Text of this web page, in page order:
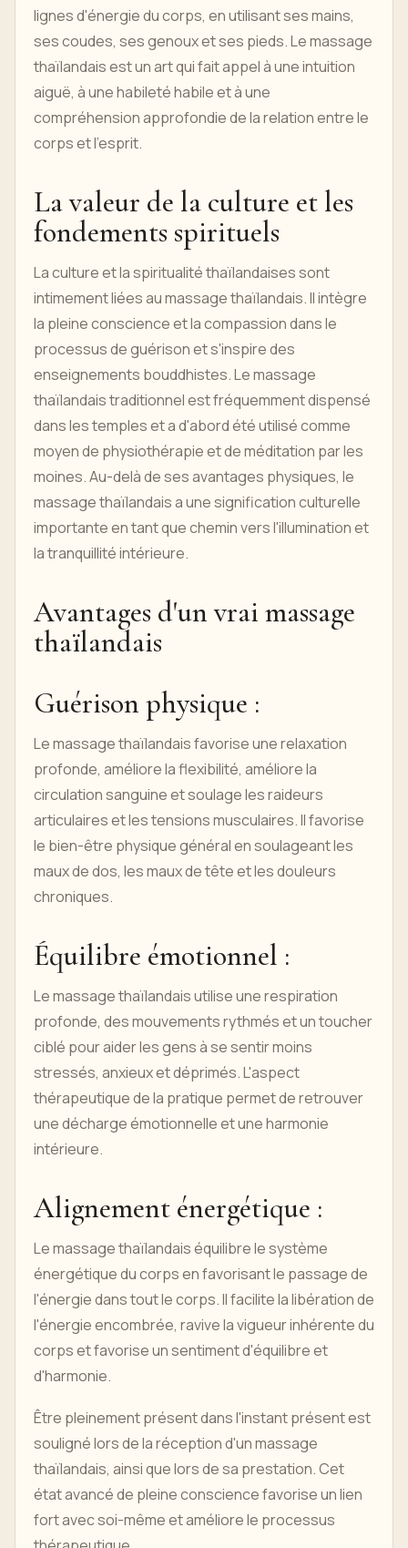
lignes d'énergie du corps, en utilisant ses mains,
ses coudes, ses genoux et ses pieds. Le massage
thaïlandais est un art qui fait appel à une intuition
aiguë, à une habileté habile et à une
compréhension approfondie de la relation entre le
corps et l'esprit.
La valeur de la culture et les
fondements spirituels
La culture et la spiritualité thaïlandaises sont
intimement liées au massage thaïlandais. Il intègre
la pleine conscience et la compassion dans le
processus de guérison et s'inspire des
enseignements bouddhistes. Le massage
thaïlandais traditionnel est fréquemment dispensé
dans les temples et a d'abord été utilisé comme
moyen de physiothérapie et de méditation par les
moines. Au-delà de ses avantages physiques, le
massage thaïlandais a une signification culturelle
importante en tant que chemin vers l'illumination et
la tranquillité intérieure.
Avantages d'un vrai massage
thaïlandais
Guérison physique :
Le massage thaïlandais favorise une relaxation
profonde, améliore la flexibilité, améliore la
circulation sanguine et soulage les raideurs
articulaires et les tensions musculaires. Il favorise
le bien-être physique général en soulageant les
maux de dos, les maux de tête et les douleurs
chroniques.
Équilibre émotionnel :
Le massage thaïlandais utilise une respiration
profonde, des mouvements rythmés et un toucher
ciblé pour aider les gens à se sentir moins
stressés, anxieux et déprimés. L'aspect
thérapeutique de la pratique permet de retrouver
une décharge émotionnelle et une harmonie
intérieure.
Alignement énergétique :
Le massage thaïlandais équilibre le système
énergétique du corps en favorisant le passage de
l'énergie dans tout le corps. Il facilite la libération de
l'énergie encombrée, ravive la vigueur inhérente du
corps et favorise un sentiment d'équilibre et
d'harmonie.
Être pleinement présent dans l'instant présent est
souligné lors de la réception d'un massage
thaïlandais, ainsi que lors de sa prestation. Cet
état avancé de pleine conscience favorise un lien
fort avec soi-même et améliore le processus